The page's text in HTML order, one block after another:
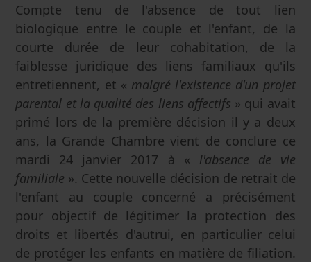
Compte tenu de l'absence de tout lien
biologique entre le couple et l'enfant, de la
courte durée de leur cohabitation, de la
faiblesse juridique des liens familiaux qu'ils
entretiennent, et « malgré l'existence d'un projet
parental et la qualité des liens affectifs » qui avait
primé lors de la première décision il y a deux
ans, la Grande Chambre vient de conclure ce
mardi 24 janvier 2017 à « l'absence de vie
familiale ». Cette nouvelle décision de retrait de
l'enfant au couple concerné a précisément
pour objectif de légitimer la protection des
droits et libertés d'autrui, en particulier celui
de protéger les enfants en matière de filiation.